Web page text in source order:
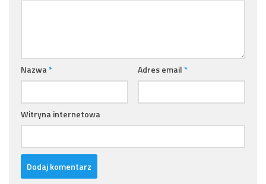
Nazwa* Adres email*
Witryna internetowa